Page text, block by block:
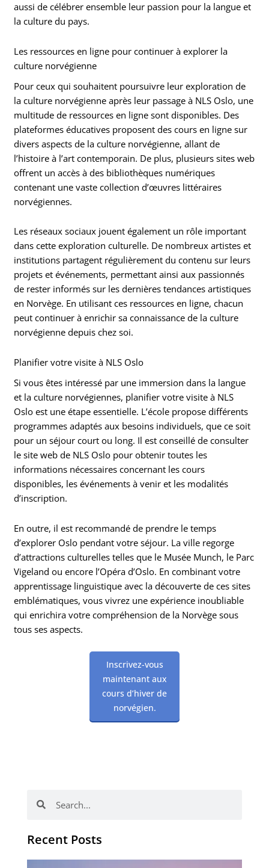
aussi de célébrer ensemble leur passion pour la langue et
la culture du pays.
Les ressources en ligne pour continuer à explorer la
culture norvégienne
Pour ceux qui souhaitent poursuivre leur exploration de
la culture norvégienne après leur passage à NLS Oslo, une
multitude de ressources en ligne sont disponibles. Des
plateformes éducatives proposent des cours en ligne sur
divers aspects de la culture norvégienne, allant de
l’histoire à l’art contemporain. De plus, plusieurs sites web
offrent un accès à des bibliothèques numériques
contenant une vaste collection d’œuvres littéraires
norvégiennes.
Les réseaux sociaux jouent également un rôle important
dans cette exploration culturelle. De nombreux artistes et
institutions partagent régulièrement du contenu sur leurs
projets et événements, permettant ainsi aux passionnés
de rester informés sur les dernières tendances artistiques
en Norvège. En utilisant ces ressources en ligne, chacun
peut continuer à enrichir sa connaissance de la culture
norvégienne depuis chez soi.
Planifier votre visite à NLS Oslo
Si vous êtes intéressé par une immersion dans la langue
et la culture norvégiennes, planifier votre visite à NLS
Oslo est une étape essentielle. L’école propose différents
programmes adaptés aux besoins individuels, que ce soit
pour un séjour court ou long. Il est conseillé de consulter
le site web de NLS Oslo pour obtenir toutes les
informations nécessaires concernant les cours
disponibles, les événements à venir et les modalités
d’inscription.
En outre, il est recommandé de prendre le temps
d’explorer Oslo pendant votre séjour. La ville regorge
d’attractions culturelles telles que le Musée Munch, le Parc
Vigeland ou encore l’Opéra d’Oslo. En combinant votre
apprentissage linguistique avec la découverte de ces sites
emblématiques, vous vivrez une expérience inoubliable
qui enrichira votre compréhension de la Norvège sous
tous ses aspects.
Inscrivez-vous
maintenant aux
cours d’hiver de
norvégien.
Recent Posts